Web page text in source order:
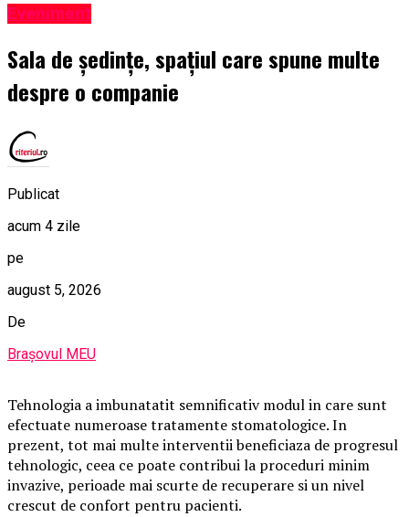
Eveniment
Sala de ședințe, spațiul care spune multe
despre o companie
Publicat
acum 4 zile
pe
august 5, 2026
De
Brașovul MEU
Tehnologia a imbunatatit semnificativ modul in care sunt
efectuate numeroase tratamente stomatologice. In
prezent, tot mai multe interventii beneficiaza de progresul
tehnologic, ceea ce poate contribui la proceduri minim
invazive, perioade mai scurte de recuperare si un nivel
crescut de confort pentru pacienti.